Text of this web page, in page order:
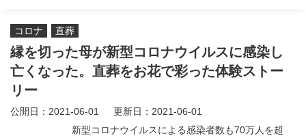
相続・遺言
葬儀の流れ 葬儀の費用
コロナ 直葬
公開日：2021-06-01 更新日：2021-06-01
縁を切った母が新型コロナウイルスに感染し
亡くなった。直葬をお花で彩った体験ストー
リー
新型コロナウイルスによる感染者数も70万人を超